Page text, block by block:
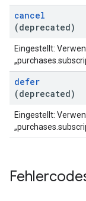
cancel
(deprecated)
Eingestellt:
defer
(deprecated)
Eingestellt: